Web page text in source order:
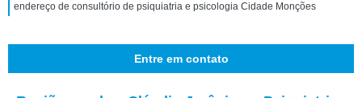
endereço de consultório de psiquiatria e psicologia Cidade Monções
Entre em contato